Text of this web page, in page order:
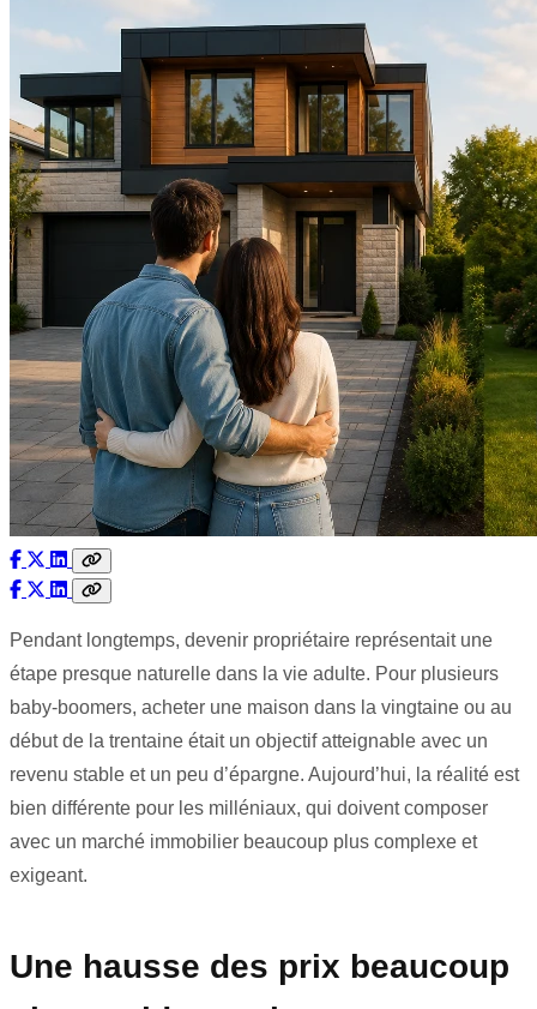
Pendant longtemps, devenir propriétaire représentait une
étape presque naturelle dans la vie adulte. Pour plusieurs
baby-boomers, acheter une maison dans la vingtaine ou au
début de la trentaine était un objectif atteignable avec un
revenu stable et un peu d’épargne. Aujourd’hui, la réalité est
bien différente pour les milléniaux, qui doivent composer
avec un marché immobilier beaucoup plus complexe et
exigeant.
Une hausse des prix beaucoup